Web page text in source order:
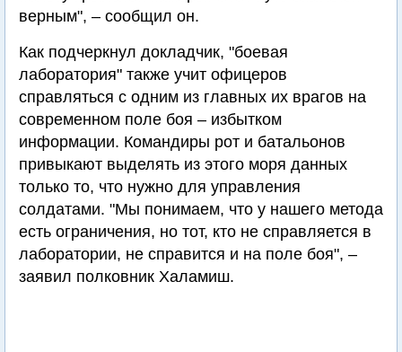
верным", – сообщил он.
Как подчеркнул докладчик, "боевая
лаборатория" также учит офицеров
справляться с одним из главных их врагов на
современном поле боя – избытком
информации. Командиры рот и батальонов
привыкают выделять из этого моря данных
только то, что нужно для управления
солдатами. "Мы понимаем, что у нашего метода
есть ограничения, но тот, кто не справляется в
лаборатории, не справится и на поле боя", –
заявил полковник Халамиш.